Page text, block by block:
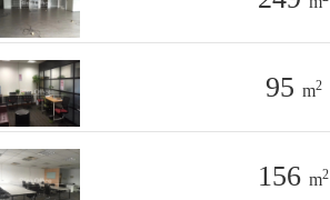
95 m2
156 m2